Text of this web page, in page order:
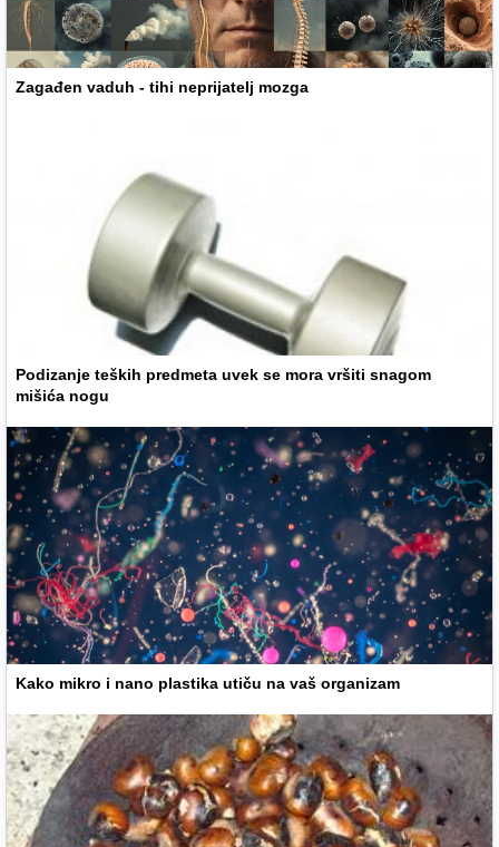
Zagađen vaduh - tihi neprijatelj mozga
Podizanje teških predmeta uvek se mora vršiti snagom
mišića nogu
Kako mikro i nano plastika utiču na vaš organizam